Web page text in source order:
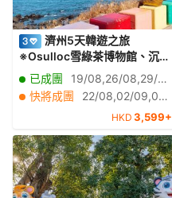
濟州5天韓遊之旅
※Osulloc雪綠茶博物館、沉浸
式數碼藝術館ArteMuseum、
彩虹遊艇+海女下水表演秀、海
女博物館、風之山坡
Boromwat、城山日出峰、透
明獨木舟體驗、道頭洞彩虹海
岸道路
已成團
19/08,26/08,29/08,09/09,16/09
快將成團
22/08,02/09,05/09,12/09
HKD 3,599+